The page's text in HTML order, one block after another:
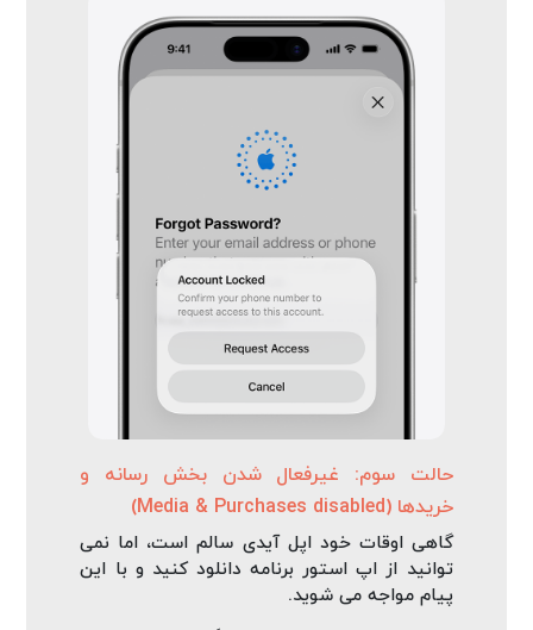
حالت سوم: غیرفعال شدن بخش رسانه و
خریدها (Media & Purchases disabled)
گاهی اوقات خود اپل آیدی سالم است، اما نمی‌
توانید از اپ استور برنامه دانلود کنید و با این
پیام مواجه می‌ شوید.